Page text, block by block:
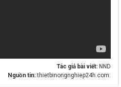
Tác giả bài viết: NND
Nguồn tin:thietbinongnghiep24h.com: